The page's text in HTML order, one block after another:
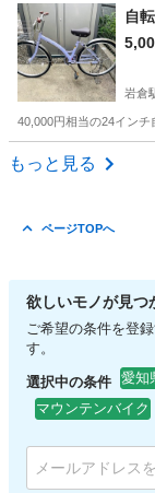
愛知 名古屋市
自
岩倉
40,000円相当の24イン
愛知 岩倉市
もっと見る
ページTOPへ
欲しいモノが見つ
ご希望の条件を登
す。
選択中の条件 愛知
マウンテンバイク